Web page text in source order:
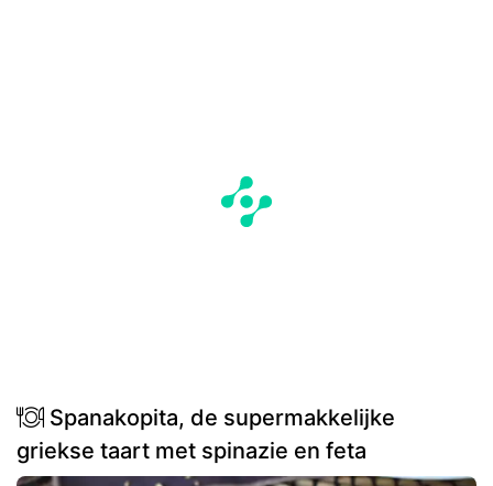
Spanakopita, de supermakkelijke
griekse taart met spinazie en feta